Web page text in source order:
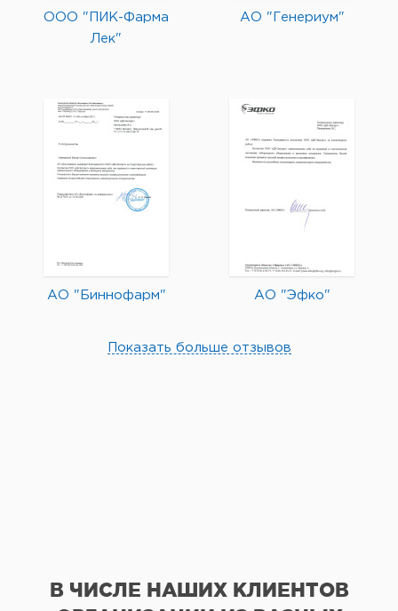
ООО "ПИК-Фарма
Лек"
АО "Генериум"
АО "Биннофарм" АО "Эфко"
Показать больше отзывов
В ЧИСЛЕ НАШИХ КЛИЕНТОВ